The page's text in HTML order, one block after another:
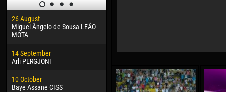
26 August
Miguel Ângelo de Sousa LEÃO
MOTA
14 September
Arli PERGJONI
10 October
Baye Assane CISS
Vladislav COSTIN
02 March
Veaceslav COZMA
15